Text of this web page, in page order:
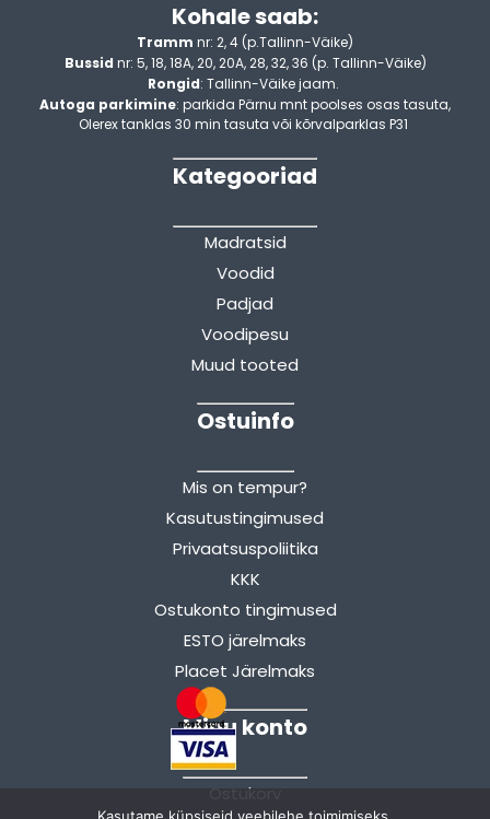
Kohale saab:
Tramm nr: 2, 4 (p.Tallinn-Väike)
Bussid nr: 5, 18, 18A, 20, 20A, 28, 32, 36 (p. Tallinn-Väike)
Rongid: Tallinn-Väike jaam.
Autoga parkimine: parkida Pärnu mnt poolses osas tasuta,
Olerex tanklas 30 min tasuta või kõrvalparklas P31
Kategooriad
Madratsid
Voodid
Padjad
Voodipesu
Muud tooted
Ostuinfo
Mis on tempur?
Kasutustingimused
Privaatsuspoliitika
KKK
Ostukonto tingimused
ESTO järelmaks
Placet Järelmaks
Minu konto
Ostukorv